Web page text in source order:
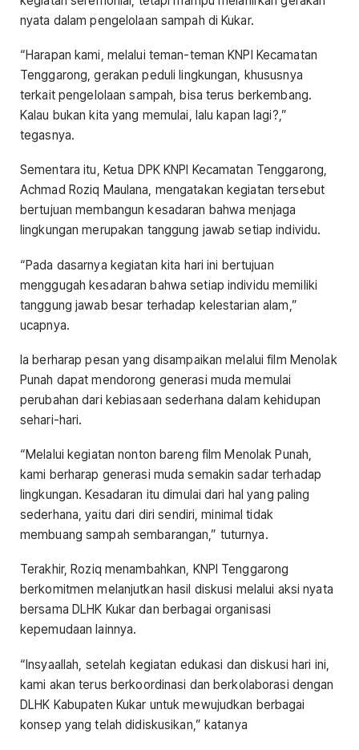
nyata dalam pengelolaan sampah di Kukar.
“Harapan kami, melalui teman-teman KNPI Kecamatan
Tenggarong, gerakan peduli lingkungan, khususnya
terkait pengelolaan sampah, bisa terus berkembang.
Kalau bukan kita yang memulai, lalu kapan lagi?,”
tegasnya.
Sementara itu, Ketua DPK KNPI Kecamatan Tenggarong,
Achmad Roziq Maulana, mengatakan kegiatan tersebut
bertujuan membangun kesadaran bahwa menjaga
lingkungan merupakan tanggung jawab setiap individu.
“Pada dasarnya kegiatan kita hari ini bertujuan
menggugah kesadaran bahwa setiap individu memiliki
tanggung jawab besar terhadap kelestarian alam,”
ucapnya.
Ia berharap pesan yang disampaikan melalui film Menolak
Punah dapat mendorong generasi muda memulai
perubahan dari kebiasaan sederhana dalam kehidupan
sehari-hari.
“Melalui kegiatan nonton bareng film Menolak Punah,
kami berharap generasi muda semakin sadar terhadap
lingkungan. Kesadaran itu dimulai dari hal yang paling
sederhana, yaitu dari diri sendiri, minimal tidak
membuang sampah sembarangan,” tuturnya.
Terakhir, Roziq menambahkan, KNPI Tenggarong
berkomitmen melanjutkan hasil diskusi melalui aksi nyata
bersama DLHK Kukar dan berbagai organisasi
kepemudaan lainnya.
“Insyaallah, setelah kegiatan edukasi dan diskusi hari ini,
kami akan terus berkoordinasi dan berkolaborasi dengan
DLHK Kabupaten Kukar untuk mewujudkan berbagai
konsep yang telah didiskusikan,” katanya